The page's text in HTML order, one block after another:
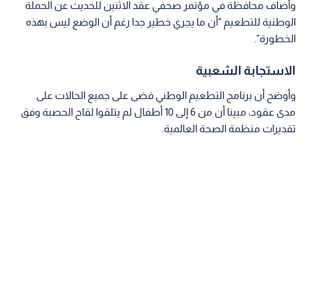
وأضاف محافظة في مؤتمر صحفي عقد الاثنين للحديث عن الحملة
الوطنية للتطعيم "أن ما يجري خطير جدا رغم أن الوضع ليس بهذه
الخطورة".
الاستجابة الشعبية
وأوضح أن برنامج التطعيم الوطني قضى على جميع الحالات على
مدى عقود، مبينا أن من 6 إلى 10 أطفال لم يتلقوا لقاح الحصبة وفق
تقديرات منظمة الصحة العالمية.